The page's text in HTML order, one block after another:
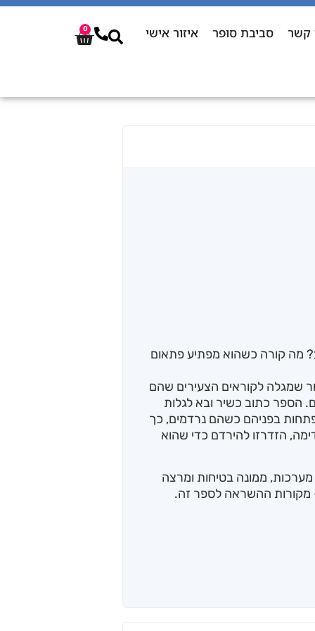
קשר סביבת סופר איזור אישי 0
מה קורה כשהוא מפתיע פתאום
שמגלה לקוראים הצעירים שהם
הספר כתוב כשיר ובא לגלות
בפניהם כשהם נרדמים, כך
הזדרזו להירדם כדי שהוא
בהנדסת מערכות, ממונה בטיחות ומרצה
– מקורות ההשראה לספר זה.